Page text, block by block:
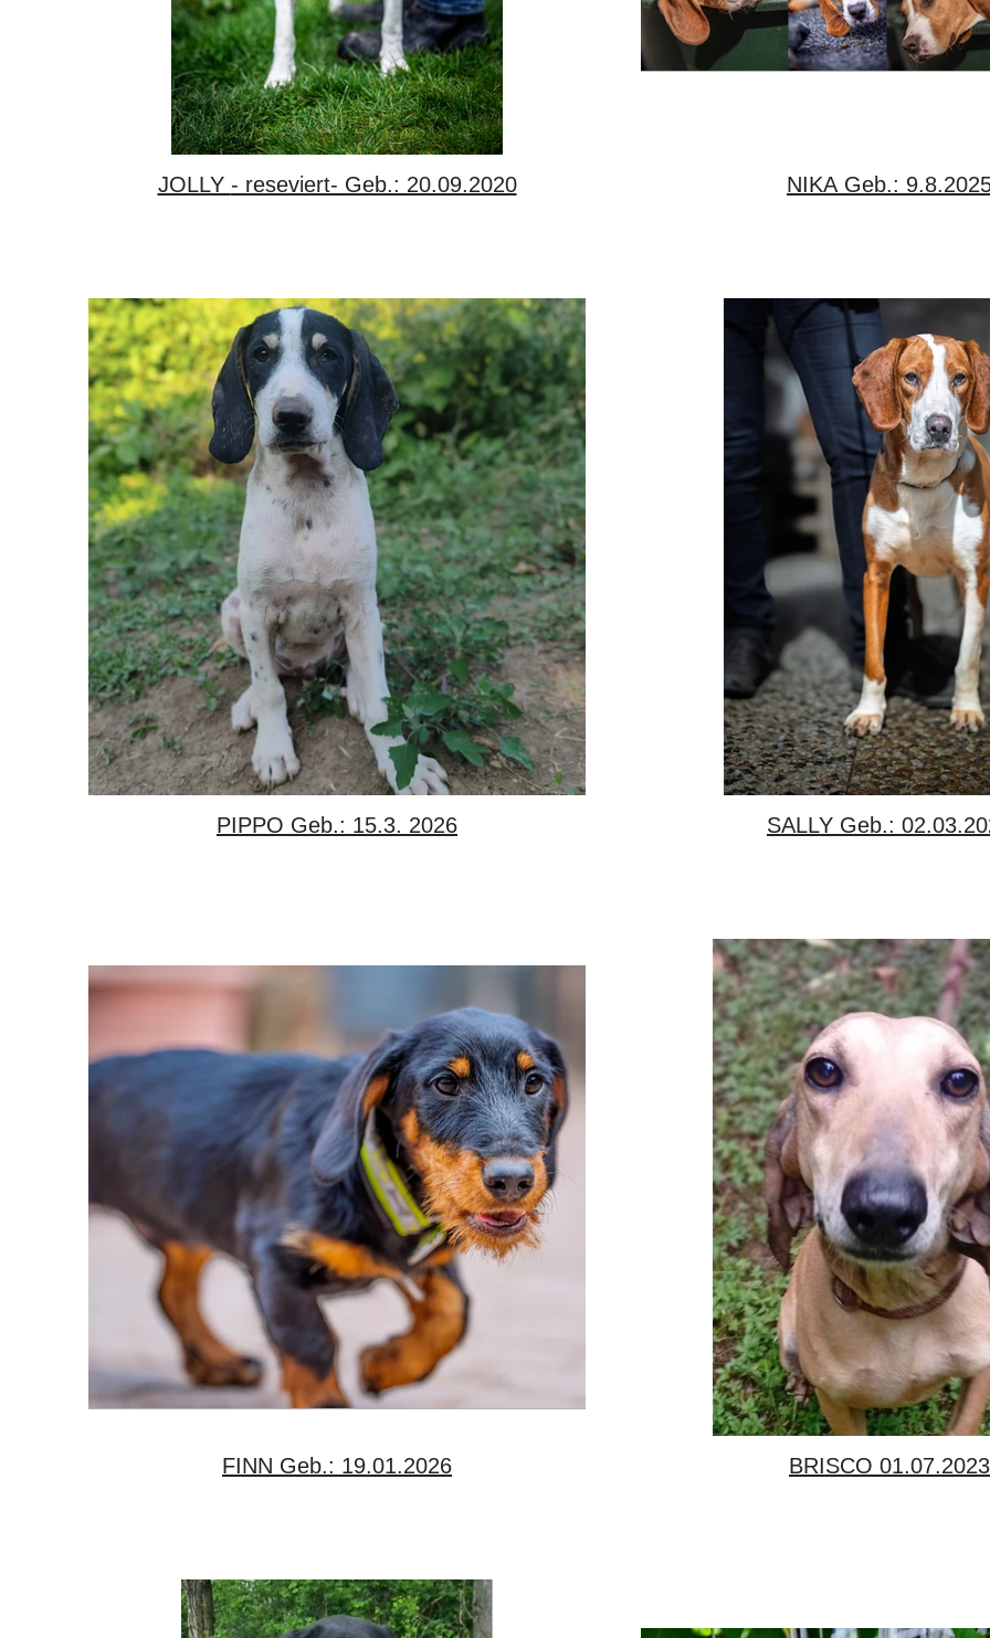
JOLLY - reseviert- Geb.: 20.09.2020 NIKA Geb.:
PIPPO Geb.: 15.3. 2026 SALLY Geb.:
FINN Geb.: 19.01.2026 BRISCO 01.07.2023